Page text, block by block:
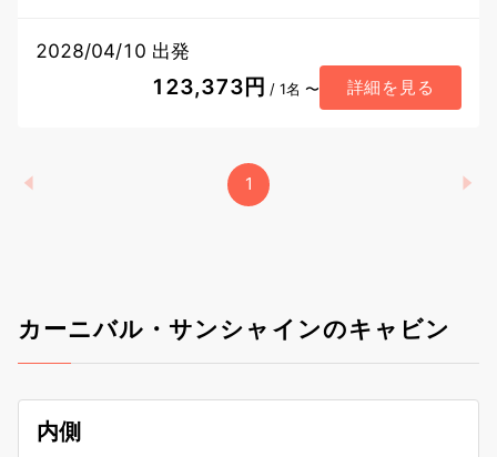
2028/04/10 出発
123,373円 / 1名 〜 詳細を見る
1
カーニバル・サンシャインのキャビン
内側